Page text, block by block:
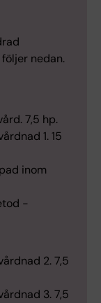
nedan.
7,5 hp.
1. 15
inom
-
2. 7,5
3. 7,5